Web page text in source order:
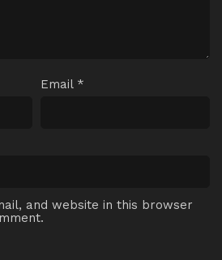
Email *
and website in this browser